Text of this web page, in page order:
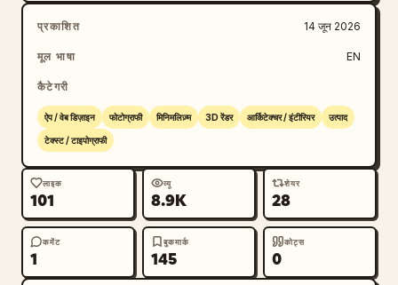
पोस्टर/मेनू पीस, और दाईं दीवार पर ठीक 3 छोटी डिस्प्ले शेल्फ
शामिल करें। कोई ग्राहक नहीं, केवल एक कर्मचारी।
कोरियन वाक्य जोड़ें:
브랜드 간판, 메뉴판, 좌석, 햇살이 어우러진 따뜻
하고 미니멀한 아이스크림 카페 인테리어의 사실적
인 건축 시각화 프롬프트입니다.
प्रॉम्प्ट पैनल: विवरण के नीचे, गोल कोनों और हल्के पीले रंग के
कंटेंट एरिया वाला एक बड़ा बॉर्डर वाला पैनल बनाएं। इस पैनल के
शीर्ष पर, बाईं ओर “프롬프트” लेबल वाला एक सफेद हेडर बार
जोड़ें। हेडर बार के दाईं ओर, ठीक 3 कंट्रोल शामिल करें: “무
료로 이미지 생성 →” लेबल वाला एक काला बटन, एक छोटे
प्रकाशित 14 जून 2026
मूल भाषा EN
कैटेगरी
ऐप / वेब डिज़ाइन फोटोग्राफी मिनिमलिज़्म 3D रेंडर आर्किटेक्चर / इंटीरियर उत्पाद
टेक्स्ट / टाइपोग्राफी
लाइक
101
व्यू
8.9K
शेयर
28
कमेंट
1
बुकमार्क
145
कोट्स
0